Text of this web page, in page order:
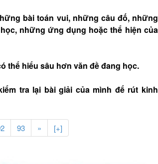
bài toán vui, những câu đố, những
những ứng dụng hoặc thể hiện của
thể hiểu sâu hơn văn đề đang học.
tra lại bài giải của mình để rút kinh
93 » [+]